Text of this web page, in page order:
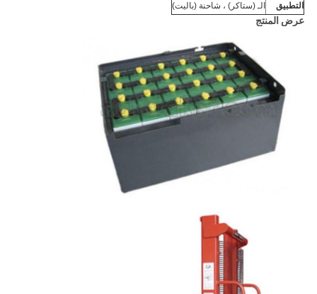
التطبيق
الـ (ستاكر) ، شاحنة (باليت)
عرض المنتج